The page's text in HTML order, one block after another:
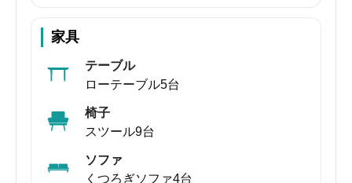
家具
テーブル
ローテーブル5台
椅子
スツール9台
ソファ
くつろぎソファ4台